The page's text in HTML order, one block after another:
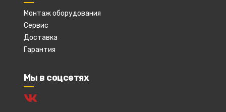
Монтаж оборудования
Сервис
Доставка
Гарантия
Мы в соцсетях